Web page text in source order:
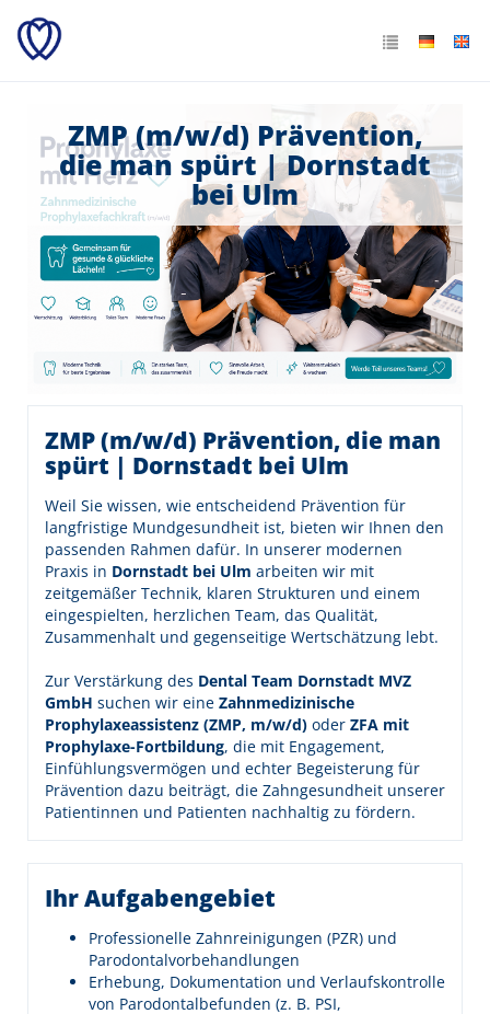
ZMP (m/w/d) Prävention,
die man spürt | Dornstadt
bei Ulm
ZMP (m/w/d) Prävention, die man
spürt | Dornstadt bei Ulm
Weil Sie wissen, wie entscheidend Prävention für
langfristige Mundgesundheit ist, bieten wir Ihnen den
passenden Rahmen dafür. In unserer modernen
Praxis in Dornstadt bei Ulm arbeiten wir mit
zeitgemäßer Technik, klaren Strukturen und einem
eingespielten, herzlichen Team, das Qualität,
Zusammenhalt und gegenseitige Wertschätzung lebt.
Zur Verstärkung des Dental Team Dornstadt MVZ
GmbH suchen wir eine Zahnmedizinische
Prophylaxeassistenz (ZMP, m/w/d) oder ZFA mit
Prophylaxe-Fortbildung, die mit Engagement,
Einfühlungsvermögen und echter Begeisterung für
Prävention dazu beiträgt, die Zahngesundheit unserer
Patientinnen und Patienten nachhaltig zu fördern.
Ihr Aufgabengebiet
Professionelle Zahnreinigungen (PZR) und
Parodontalvorbehandlungen
Erhebung, Dokumentation und Verlaufskontrolle
von Parodontalbefunden (z. B. PSI,